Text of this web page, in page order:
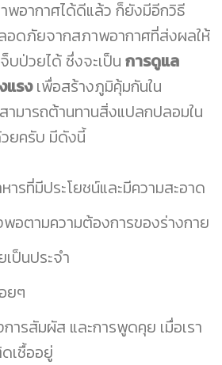
พอากาศได้ดีแล้ว ก็ยังมีอีกวิธี
อดภัยจากสภาพอากาศที่ส่งผลให้
บป่วยได้ ซึ่งจะเป็น การดูแล
แรงเพื่อสร้างภูมิคุ้มกันใน
ามารถต้านทานสิ่งแปลกปลอมใน
ยครับ มีดังนี้
ารที่มีประโยชน์และมีความสะอาด
พอตามความต้องการของร่างกาย
ป็นประจำ
ยๆ
ารสัมผัส และการพูดคุย เมื่อเรา
เชื้ออยู่